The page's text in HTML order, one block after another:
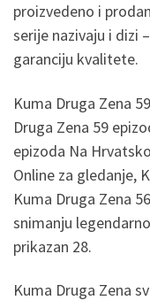
proizvedeno i
serije nazivaju i dizi
garanciju kvalitete.
Kuma Druga Zena
Druga Zena 59
epizoda Na
Online za gledanje,
Kuma Druga Zena
snimanju
prikazan 28.
Kuma Druga Zena